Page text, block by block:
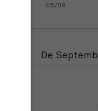
05/08